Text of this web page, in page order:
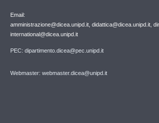
Email:
amministrazione@dicea.unipd.it, didattica@dicea.unipd.it,
international@dicea.unipd.it
PEC: dipartimento.dicea@pec.unipd.it
Webmaster: webmaster.dicea@unipd.it